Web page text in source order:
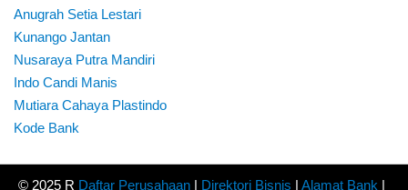
Anugrah Setia Lestari
Kunango Jantan
Nusaraya Putra Mandiri
Indo Candi Manis
Mutiara Cahaya Plastindo
Kode Bank
© 2025 R Daftar Perusahaan | Direktori Bisnis | Alamat Bank |